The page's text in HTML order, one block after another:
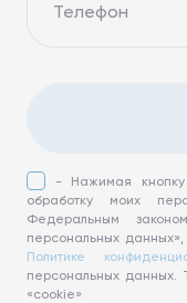
Телефон
- Нажимая кнопку
обработку моих
Федеральным
персональных
Политике
персональных
«cookie»